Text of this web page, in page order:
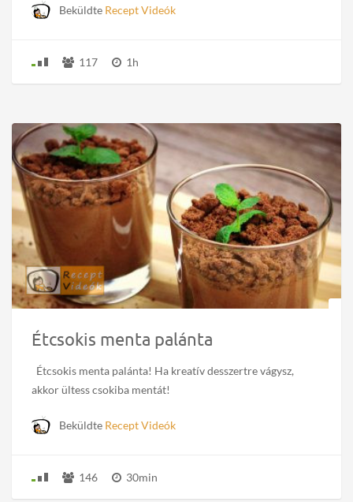
Beküldte Recept Videók
117 1h
Étcsokis menta palánta
Étcsokis menta palánta! Ha kreatív desszertre vágysz,
akkor ültess csokiba mentát!
Beküldte Recept Videók
146 30min